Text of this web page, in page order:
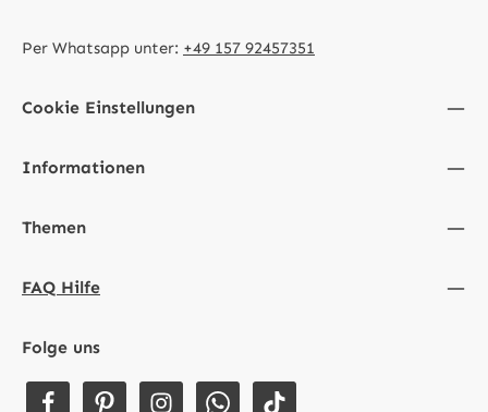
Per Whatsapp unter: +49 157 92457351
Cookie Einstellungen
Informationen
Themen
FAQ Hilfe
Folge uns